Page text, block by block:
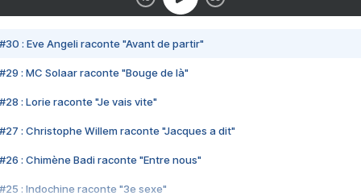
#30 : Eve Angeli raconte "Avant de partir"
#29 : MC Solaar raconte "Bouge de là"
#28 : Lorie raconte "Je vais vite"
#27 : Christophe Willem raconte "Jacques a dit"
#26 : Chimène Badi raconte "Entre nous"
#25 : Indochine raconte "3e sexe"